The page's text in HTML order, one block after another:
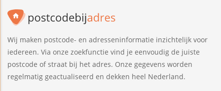
Wij maken postcode- en adresseninformatie inzichtelijk voor
iedereen. Via onze zoekfunctie vind je eenvoudig de juiste
postcode of straat bij het adres. Onze gegevens worden
regelmatig geactualiseerd en dekken heel Nederland.